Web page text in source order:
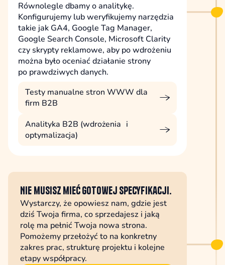
Równolegle dbamy o analitykę.
Konfigurujemy lub weryfikujemy narzędzia
takie jak GA4, Google Tag Manager,
Google Search Console, Microsoft Clarity
czy skrypty reklamowe, aby po wdrożeniu
można było oceniać działanie strony
po prawdziwych danych.
Testy manualne stron WWW dla
firm B2B
Analityka B2B (wdrożenia i
optymalizacja)
Nie musisz mieć gotowej specyfikacji.
Wystarczy, że opowiesz nam, gdzie jest
dziś Twoja firma, co sprzedajesz i jaką
rolę ma pełnić Twoja nowa strona.
Pomożemy przełożyć to na konkretny
zakres prac, strukturę projektu i kolejne
etapy współpracy.